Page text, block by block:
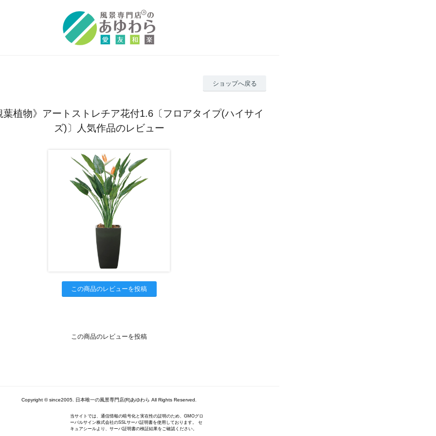
ショップへ戻る
葉植物》アートストレチア花付1.6〔フロアタイプ(ハイサイ
ズ)〕人気作品のレビュー
この商品のレビューを投稿
この商品のレビューを投稿
Copyright © since2005. 日本唯一の風景専門店(R)あゆわら All Rights Reserved.
当サイトでは、通信情報の暗号化と実在性の証明のため、GMOグロ
ーバルサイン株式会社のSSLサーバ証明書を使用しております。 セ
キュアシールより、サーバ証明書の検証結果をご確認ください。